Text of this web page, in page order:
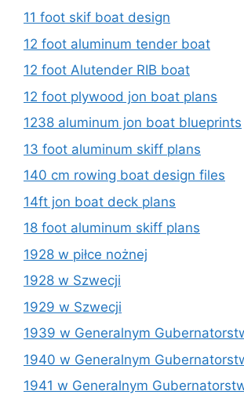
11 foot skif boat design
12 foot aluminum tender boat
12 foot Alutender RIB boat
12 foot plywood jon boat plans
1238 aluminum jon boat blueprints
13 foot aluminum skiff plans
140 cm rowing boat design files
14ft jon boat deck plans
18 foot aluminum skiff plans
1928 w piłce nożnej
1928 w Szwecji
1929 w Szwecji
1939 w Generalnym
1940 w Generalnym
1941 w Generalnym